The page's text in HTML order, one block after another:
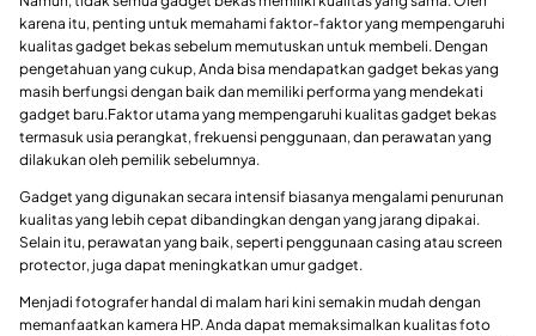
karena itu, penting untuk memahami faktor-faktor yang mempengaruhi
kualitas gadget bekas sebelum memutuskan untuk membeli. Dengan
pengetahuan yang cukup, Anda bisa mendapatkan gadget bekas yang
masih berfungsi dengan baik dan memiliki performa yang mendekati
gadget baru.Faktor utama yang mempengaruhi kualitas gadget bekas
termasuk usia perangkat, frekuensi penggunaan, dan perawatan yang
dilakukan oleh pemilik sebelumnya.
Gadget yang digunakan secara intensif biasanya mengalami penurunan
kualitas yang lebih cepat dibandingkan dengan yang jarang dipakai.
Selain itu, perawatan yang baik, seperti penggunaan casing atau screen
protector, juga dapat meningkatkan umur gadget.
Menjadi fotografer handal di malam hari kini semakin mudah dengan
memanfaatkan kamera HP. Anda dapat memaksimalkan kualitas foto